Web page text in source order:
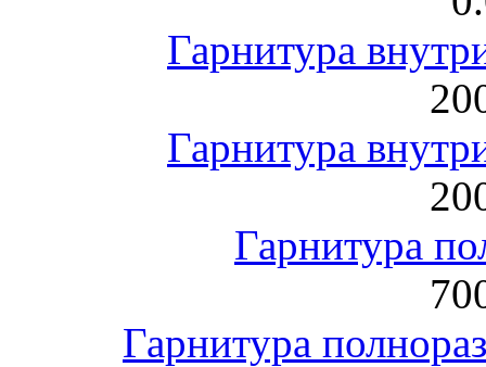
Гарнитура
Гарнитура
Гарнитура
Гарнитура